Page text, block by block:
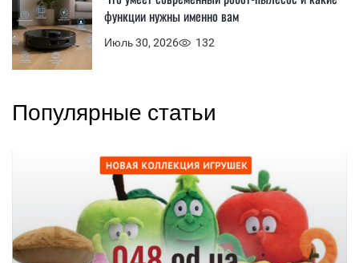
Июль 30, 2026 132
функции нужны именно вам
Популярные статьи